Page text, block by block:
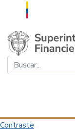
Saltar al contenido
Contraste